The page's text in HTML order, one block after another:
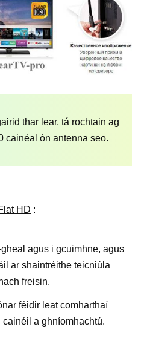
thar lear, tá rochtain ag
cainéal ón antenna seo.
HD :
agus i gcuimhne, agus
ar shaintréithe teicniúla
freisin.
féidir leat comharthaí
a ghníomhachtú.